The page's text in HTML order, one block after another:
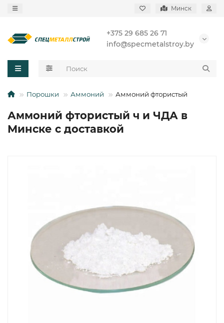
Минск
+375 29 685 26 71
info@specmetalstroy.by
Порошки Аммоний Аммоний фтористый
Аммоний фтористый ч и ЧДА в
Минске с доставкой